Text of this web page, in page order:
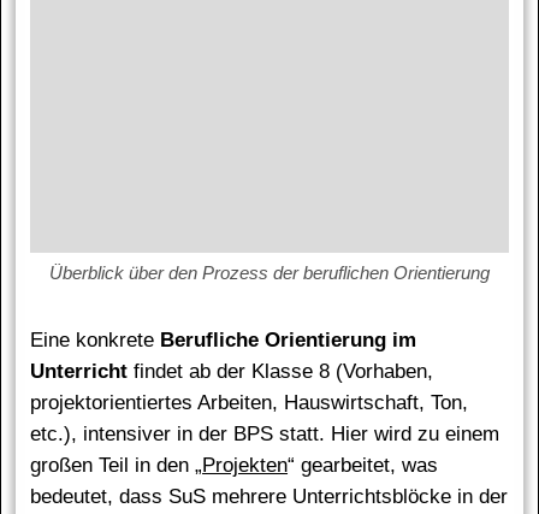
Überblick über den Prozess der beruflichen Orientierung
Eine konkrete Berufliche Orientierung im
Unterricht findet ab der Klasse 8 (Vorhaben,
projektorientiertes Arbeiten, Hauswirtschaft, Ton,
etc.), intensiver in der BPS statt. Hier wird zu einem
großen Teil in den „Projekten“ gearbeitet, was
bedeutet, dass SuS mehrere Unterrichtsblöcke in der